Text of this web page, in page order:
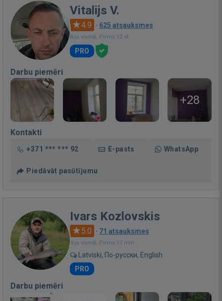
Vitalijs V.
4.9 · 625 atsauksmes
Bija vietnē: Pirms 12 st.
PRO
Darbu piemēri
+28
Kontakti
+371 *** *** 92 E-pasts WhatsApp
Piedāvāt pasūtījumu
Ivars Kozlovskis
5.0 · 71 atsauksmes
Bija vietnē: Pirms 17 min.
Latviski, По-русски, English
PRO
Darbu piemēri